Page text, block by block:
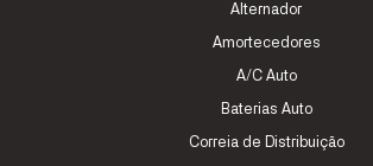
Alternador
Amortecedores
A/C Auto
Baterias Auto
Correia de Distribuição